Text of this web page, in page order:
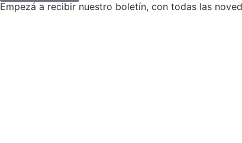
Empezá a recibir nuestro boletín, con todas las